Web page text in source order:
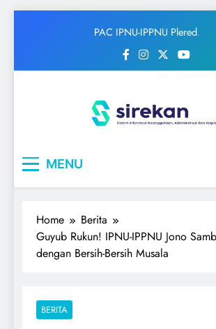
PAC IPNU-IPPNU Plered
Bersama Sambut Maulid
MENU
Home
Berita
Guyub Rukun! IPNU-IPPNU Jono
dengan Bersih-Bersih Musala
BERITA